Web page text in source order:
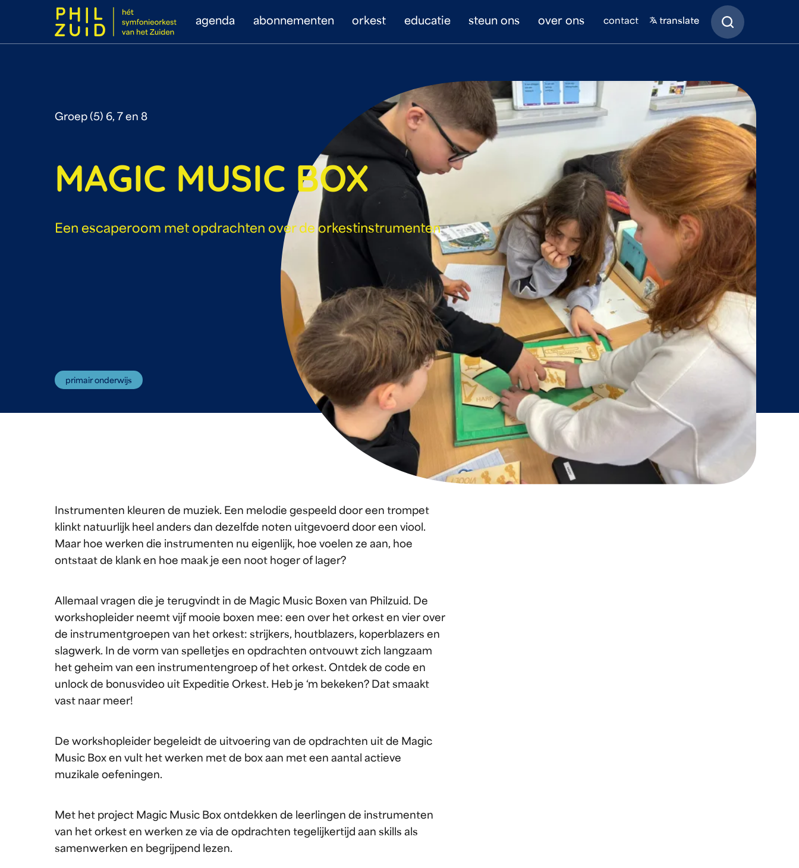
agenda abonnementen orkest educatie steun ons over ons contact translate
Zoeken
MAGIC MUSIC BOX
Groep (5) 6, 7 en 8
Een escaperoom met opdrachten over de orkestinstrumenten
primair onderwijs
Instrumenten kleuren de muziek. Een melodie gespeeld door een trompet
klinkt natuurlijk heel anders dan dezelfde noten uitgevoerd door een viool.
Maar hoe werken die instrumenten nu eigenlijk, hoe voelen ze aan, hoe
ontstaat de klank en hoe maak je een noot hoger of lager?
Allemaal vragen die je terugvindt in de Magic Music Boxen van Philzuid. De
workshopleider neemt vijf mooie boxen mee: een over het orkest en vier over
de instrumentgroepen van het orkest: strijkers, houtblazers, koperblazers en
slagwerk. In de vorm van spelletjes en opdrachten ontvouwt zich langzaam
het geheim van een instrumentengroep of het orkest. Ontdek de code en
unlock de bonusvideo uit Expeditie Orkest. Heb je ‘m bekeken? Dat smaakt
vast naar meer!
De workshopleider begeleidt de uitvoering van de opdrachten uit de Magic
Music Box en vult het werken met de box aan met een aantal actieve
muzikale oefeningen.
Met het project Magic Music Box ontdekken de leerlingen de instrumenten
van het orkest en werken ze via de opdrachten tegelijkertijd aan skills als
samenwerken en begrijpend lezen.